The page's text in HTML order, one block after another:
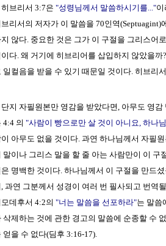
히브리서 3:7은 "성령님께서 말씀하시기를..."
리서의 저자가 이 말씀을 70인역
않다. 중요한 것은 그가 이 구절을 그리스어
이다. 왜 거기에 히브리어를 삽입하지 않았을
일컬음을 받을 수 있기 때문일 것이다. 히브리
단지 자필원본만 영감을 받았다면, 아무도 영
4:4 의 "사람이 빵으로만 살 것이 아니요, 하나
이 아무도 없을 것이다. 과연 하나님께서 자필
말이나 그리스 말을 할 줄 아는 사람만이 이
은 명백한 것이다. 하나님께서 이 구절을 만드
과연 그분께서 성경이 여러 번 필사되고 번역
모데후서 4:2의 "너는 말씀을 선포하라"는 말씀
삭제하는 것에 관한 경고의 말씀에 순종할 수
얻을 수 없다(딤후 3:16-17).